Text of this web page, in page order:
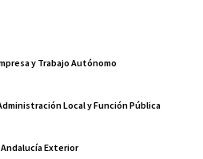
y Trabajo Autónomo
Local y Función Pública
Exterior